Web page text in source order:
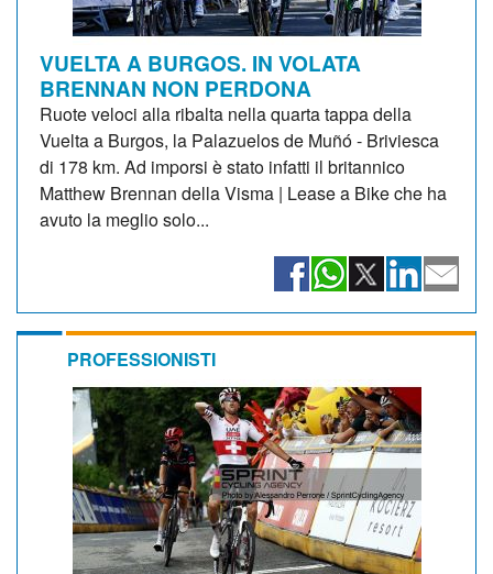
VUELTA A BURGOS. IN VOLATA
BRENNAN NON PERDONA
Ruote veloci alla ribalta nella quarta tappa della
Vuelta a Burgos, la Palazuelos de Muñó - Briviesca
di 178 km. Ad imporsi è stato infatti il britannico
Matthew Brennan della Visma | Lease a Bike che ha
avuto la meglio solo...
PROFESSIONISTI